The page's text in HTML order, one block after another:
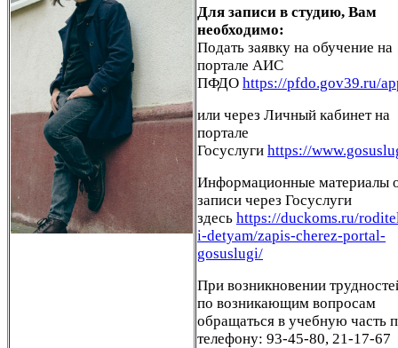
Для записи в студию, Вам
необходимо:
Подать заявку на обучение на
портале АИС
ПФДО https://pfdo.gov39.ru/
или через Личный кабинет на
портале
Госуслуги https://
Информационные материалы
записи через Госуслуги
здесь https://duckoms.ru/
i-detyam/zapis-cherez-portal-
gosuslugi/
При возникновении
по возникающим вопросам
обращаться в учебную часть
телефону: 93-45-80, 21-17-67